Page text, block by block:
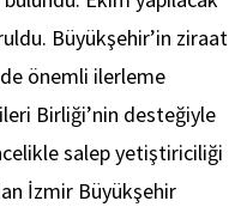
Büyükşehir’in ziraat
önemli ilerleme
Birliği’nin desteğiyle
salep yetiştiriciliği
İzmir Büyükşehir